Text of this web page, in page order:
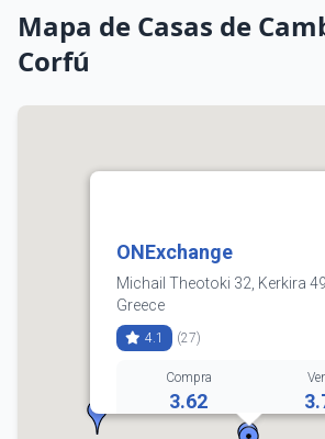
Mapa de Casas de
Corfú
ONExchange
Michail Theotoki 32, Kerkira
Greece
4.1 (27)
Compra
3.62